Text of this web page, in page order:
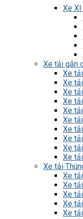
Xe XI
Xe tải gắn
Xe
Xe
Xe
Xe
Xe
Xe
Xe
Xe
Xe
Xe
Xe tải
Xe
Xe
Xe
Xe
Xe